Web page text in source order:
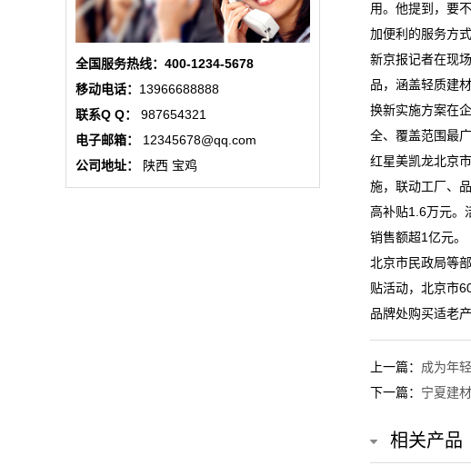
全国服务热线：400-1234-5678
移动电话： 13966688888
联系Q Q： 987654321
电子邮箱： 12345678@qq.com
公司地址：
陕西 宝鸡
用。他提到，要
加便利的服务方
新京报记者在现
品，涵盖轻质建
换新实施方案在
全、覆盖范围最
红星美凯龙北京
施，联动工厂、
高补贴1.6万元。
销售额超1亿元。
北京市民政局等
贴活动，北京市
品牌处购买适老
上一篇： 成为年
下一篇： 宁夏建
相关产品